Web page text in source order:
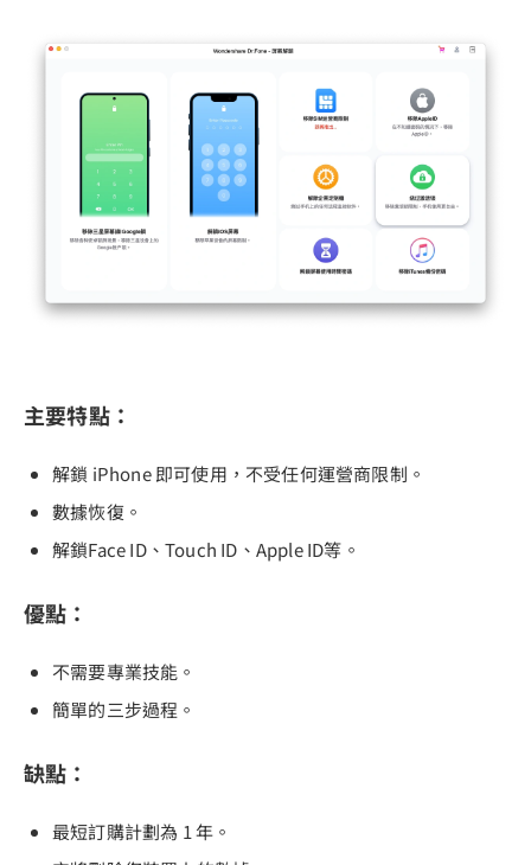
主要特點：
解鎖 iPhone 即可使用，不受任何運營商限制。
數據恢復。
解鎖Face ID、Touch ID、Apple ID等。
優點：
不需要專業技能。
簡單的三步過程。
缺點：
最短訂購計劃為 1 年。